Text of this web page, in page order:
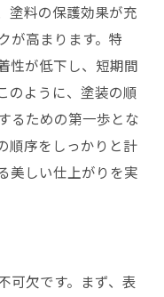
とは
掃ポイント
点
掃テクニック
の道具
した選択とは
イント
塗料の保護効果が充
が高まります。特
性が低下し、短期間
のように、塗装の順
るための第一歩とな
順序をしっかりと計
美しい仕上がりを実
可欠です。まず、表